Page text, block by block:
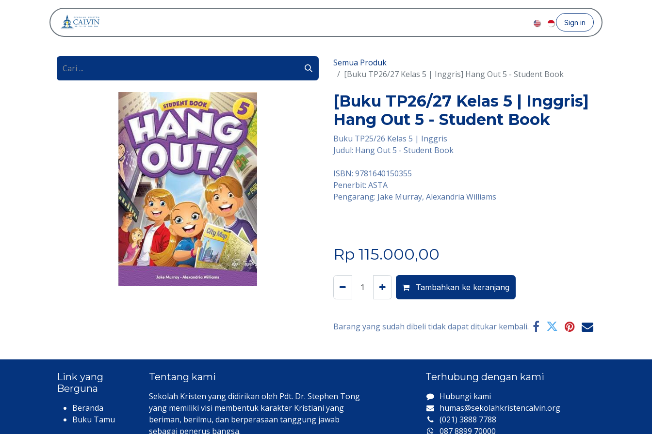
Sign in
Semua Produk
[Buku TP26/27 Kelas 5 | Inggris] Hang Out 5 - Student Book
[Buku TP26/27 Kelas 5 | Inggris]
Hang Out 5 - Student Book
Buku TP25/26 Kelas 5 | Inggris
Judul: Hang Out 5 - Student Book
ISBN: 9781640150355
Penerbit: ASTA
Pengarang: Jake Murray, Alexandria Williams
Rp 115.000,00
Tambahkan ke keranjang
Barang yang sudah dibeli tidak dapat ditukar kembali.
Link yang
Berguna
Beranda
Buku Tamu
Tentang kami
Sekolah Kristen yang didirikan oleh Pdt. Dr. Stephen Tong
yang memiliki visi membentuk karakter Kristiani yang
beriman, berilmu, dan berperasaan tanggung jawab
sebagai penerus bangsa.
Terhubung dengan kami
Hubungi kami​
humas@sekolahkristencalvin.org
(021) 3888 7788
087 8899 70000